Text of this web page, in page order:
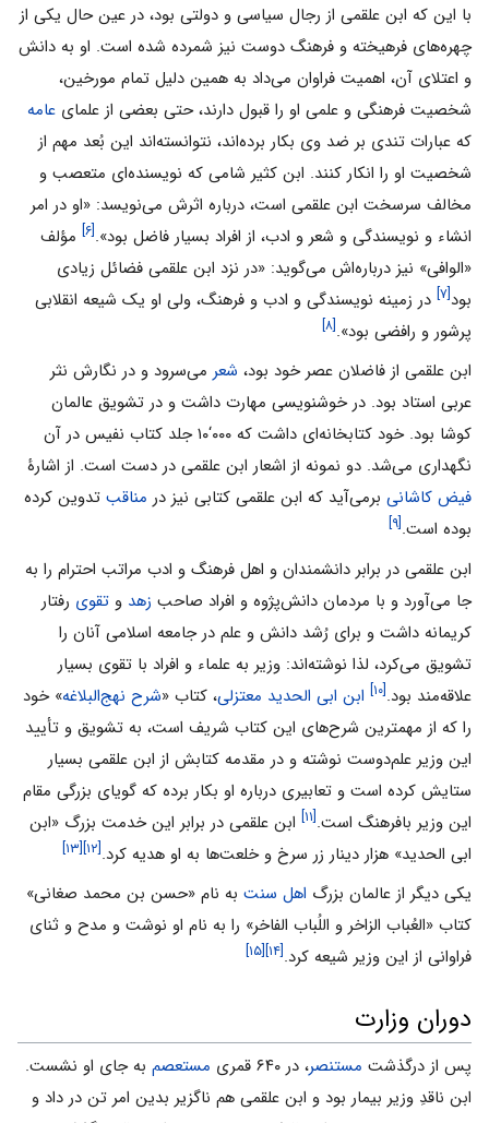
با این که ابن علقمی ‌از رجال سیاسی و دولتی بود، در عین حال یکی از
چهره‌های فرهیخته و فرهنگ دوست نیز شمرده شده است. او به دانش
و اعتلای آن، اهمیت فراوان می‌داد به همین دلیل تمام مورخین،
شخصیت فرهنگی و علمی‌ او را قبول دارند، حتی بعضی از علمای عامه
که عبارات تندی بر ضد وی بکار برده‌اند، نتوانسته‌اند این بُعد مهم از
شخصیت او را انکار کنند. ابن کثیر شامی‌ که نویسنده‌ای متعصب و
مخالف سرسخت ابن علقمی ‌است، درباره اثرش می‌نویسد: «او در امر
انشاء و نویسندگی و شعر و ادب، از افراد بسیار فاضل بود».[۶]
مؤلف
«الوافی» نیز درباره‌اش می‌گوید: «در نزد ابن علقمی ‌فضائل زیادی
بود[۷]
در زمینه نویسندگی و ادب و فرهنگ، ولی او یک شیعه انقلابی
پرشور و رافضی بود».[۸]
ابن علقمی از فاضلان عصر خود بود، شعر می‌سرود و در نگارش نثر
عربی استاد بود. در خوشنویسی مهارت داشت و در تشویق عالمان
کوشا بود. خود کتابخانه‌ای داشت که ۰۰۰‘۱۰ جلد کتاب نفیس در آن
نگهداری می‌شد. دو نمونه از اشعار ابن علقمی در دست است. از اشارۀ
فیض کاشانی برمی‌آید که ابن علقمی کتابی نیز در مناقب تدوین کرده
بوده است.[۹]
ابن علقمی در برابر دانشمندان و اهل فرهنگ و ادب مراتب احترام را به
جا می‌آورد و با مردمان دانش‌پژوه و افراد صاحب زهد و تقوی رفتار
کریمانه داشت و برای رُشد دانش و علم در جامعه اسلامی ‌آنان را
تشویق می‌کرد، لذا نوشته‌اند: وزیر به علماء و افراد با تقوی بسیار
علاقه‌مند بود.[۱۰] ابن ابی الحدید معتزلی، کتاب «شرح نهج‌البلاغه» خود
را که از مهمترین شرح‌های این کتاب شریف است، به تشویق و تأیید
این وزیر علم‌دوست نوشته و در مقدمه کتابش از ابن علقمی ‌بسیار
ستایش کرده است و تعابیری درباره او بکار برده که گویای بزرگی مقام
این وزیر بافرهنگ است.[۱۱]
ابن علقمی‌ در برابر این خدمت بزرگ «ابن
ابی الحدید» هزار دینار زر سرخ و خلعت‌ها به او هدیه کرد.[۱۲] [۱۳]
یکی دیگر از عالمان بزرگ اهل سنت به نام «حسن بن محمد صغانی»
کتاب «العُباب الزاخر و اللُباب الفاخر» را به نام او نوشت و مدح و ثنای
فراوانی از این وزیر شیعه کرد.[۱۴] [۱۵]
دوران وزارت
پس از درگذشت مستنصر، در ۶۴۰ قمری مستعصم به جای او نشست.
ابن ناقدِ وزیر بیمار بود و ابن علقمی هم ناگزیر بدین امر تن در داد و